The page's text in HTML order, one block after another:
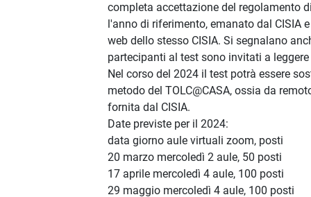
completa accettazione del regolamento
l'anno di riferimento, emanato dal CISIA
web dello stesso CISIA. Si segnalano
partecipanti al test sono invitati a
Nel corso del 2024 il test potrà essere
metodo del TOLC@CASA, ossia da
fornita dal CISIA.
Date previste per il 2024:
data giorno aule virtuali zoom, posti
20 marzo mercoledì 2 aule, 50 posti
17 aprile mercoledì 4 aule, 100 posti
29 maggio mercoledì 4 aule, 100 posti